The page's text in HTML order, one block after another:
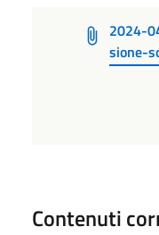
2024-
sione-
Contenuti